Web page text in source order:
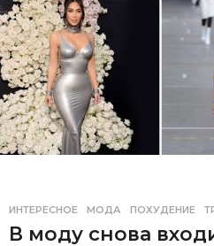
ИНТЕРЕСНОЕ МОДА ,ПОХУДЕНИЕ ,
В моду снова